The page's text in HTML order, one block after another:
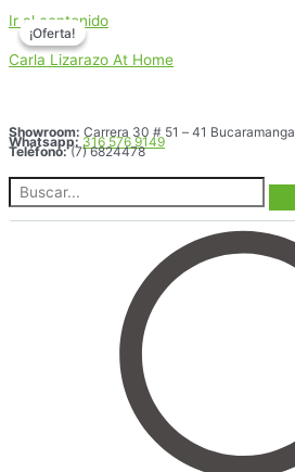
Ir al contenido
Carla Lizarazo At Home
Showroom: Carrera 30 # 51 – 41 Bucaramanga
Whatsapp: 316 576 9149
Teléfono: (7) 6824478
¡Oferta!
¡Oferta!